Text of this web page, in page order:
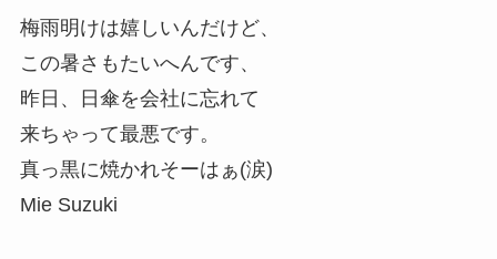
梅雨明けは嬉しいんだけど、
この暑さもたいへんです、
昨日、日傘を会社に忘れて
来ちゃって最悪です。
真っ黒に焼かれそーはぁ(涙)
Mie Suzuki